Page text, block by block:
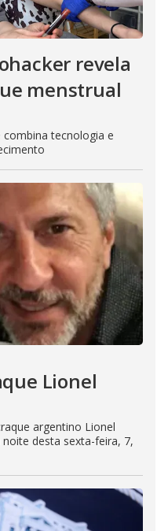
revela
menstrual
combina tecnologia e
Lionel
argentino Lionel
desta sexta-feira, 7,